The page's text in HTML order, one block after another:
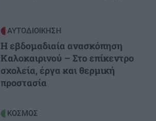
ΑΥΤΟΔΙΟΙΚΗΣΗ
Η εβδομαδιαία ανασκόπηση
Καλοκαιρινού – Στο επίκεντρο
σχολεία, έργα και θερμική
προστασία
ΚΟΣΜΟΣ